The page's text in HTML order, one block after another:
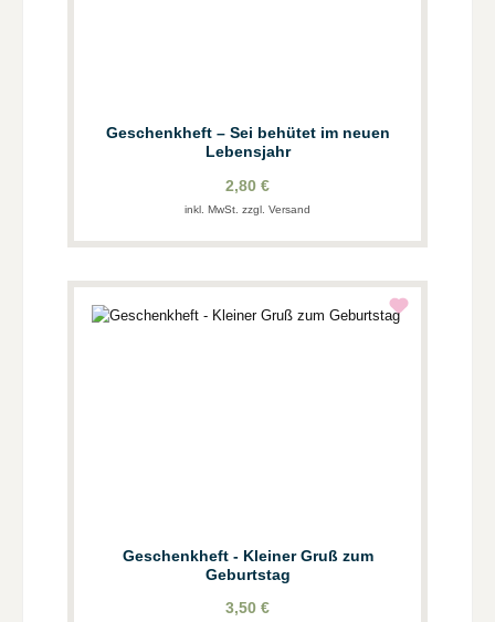
Geschenkheft – Sei behütet im neuen
Lebensjahr
2,80 €
inkl. MwSt. zzgl. Versand
Geschenkheft - Kleiner Gruß zum
Geburtstag
3,50 €